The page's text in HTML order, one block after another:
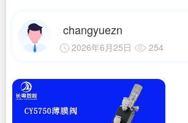
changyuezn
2026年6月25日 254